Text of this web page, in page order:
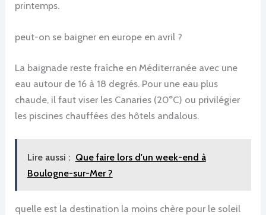
printemps.
peut-on se baigner en europe en avril ?
La baignade reste fraîche en Méditerranée avec une
eau autour de 16 à 18 degrés. Pour une eau plus
chaude, il faut viser les Canaries (20°C) ou privilégier
les piscines chauffées des hôtels andalous.
Lire aussi : Que faire lors d'un week-end à
Boulogne-sur-Mer ?
quelle est la destination la moins chère pour le soleil